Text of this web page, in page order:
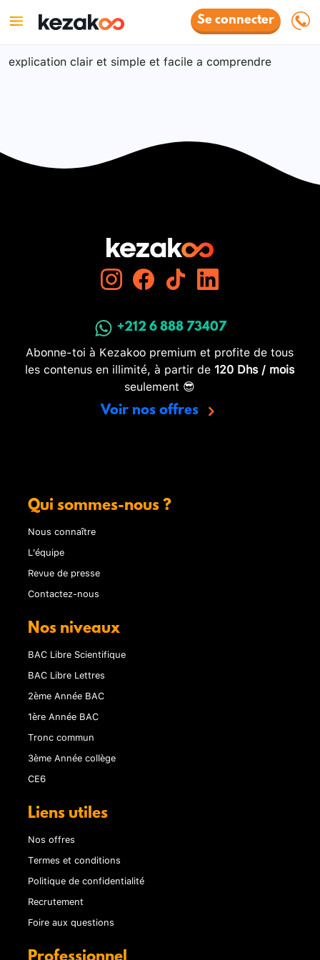
Se connecter
explication clair et simple et facile a comprendre
+212 6 888 73407
Abonne-toi à Kezakoo premium et profite de tous
les contenus en illimité, à partir de 120 Dhs / mois
seulement 😎
Voir nos offres
Qui sommes-nous ?
Nous connaître
L'équipe
Revue de presse
Contactez-nous
Nos niveaux
BAC Libre Scientifique
BAC Libre Lettres
2ème Année BAC
1ère Année BAC
Tronc commun
3ème Année collège
CE6
Liens utiles
Nos offres
Termes et conditions
Politique de confidentialité
Recrutement
Foire aux questions